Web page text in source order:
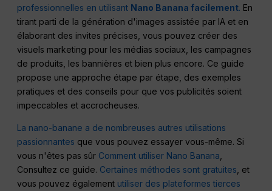
professionnelles en utilisant Nano Banana facilement. En
tirant parti de la génération d'images assistée par IA et en
élaborant des invites précises, vous pouvez créer des
visuels marketing pour les médias sociaux, les campagnes
de produits, les bannières et bien plus encore. Ce guide
propose une approche étape par étape, des exemples
pratiques et des conseils pour que vos publicités soient
impeccables et accrocheuses.
La nano-banane a de nombreuses autres utilisations
passionnantes que vous pouvez essayer vous-même. Si
vous n'êtes pas sûr Comment utiliser Nano Banana
Consultez ce guide. Certaines méthodes sont gratuites , et
vous pouvez également utiliser des plateformes tierces